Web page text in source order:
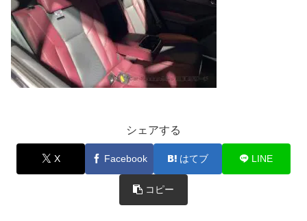
シェアする
X Facebook はてブ LINE
コピー